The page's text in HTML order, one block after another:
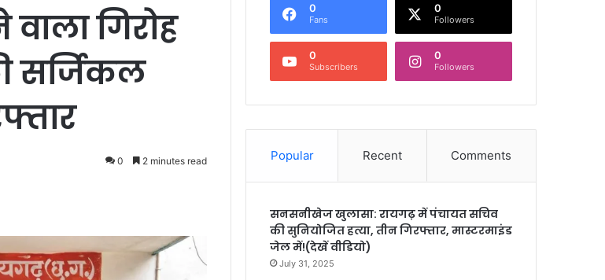
गिरोह
सर्जिकल
0 2 minutes read
0
Fans
0
Followers
0
Subscribers
0
Followers
Popular Recent Comments
सनसनीखेज खुलासा: रायगढ़ में पंचायत सचिव
की सुनियोजित हत्या, तीन गिरफ्तार, मास्टरमाइंड
जेल में!(देखें वीडियो)
July 31, 2025